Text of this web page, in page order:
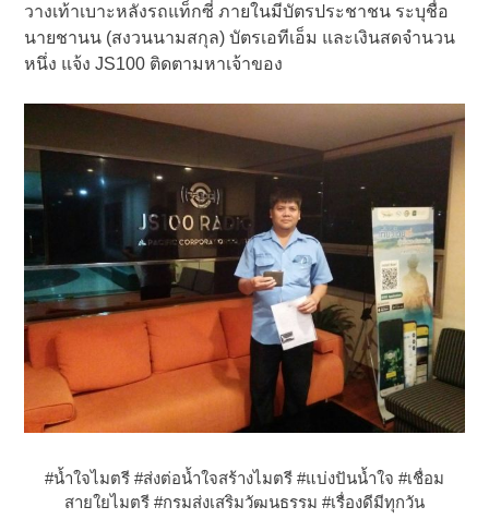
วางเท้าเบาะหลังรถแท็กซี่ ภายในมีบัตรประชาชน ระบุชื่อ
นายชานน (สงวนนามสกุล) บัตรเอทีเอ็ม และเงินสดจำนวน
หนึ่ง แจ้ง JS100 ติดตามหาเจ้าของ
#น้ำใจไมตรี #ส่งต่อน้ำใจสร้างไมตรี #แบ่งปันน้ำใจ #เชื่อม
สายใยไมตรี #กรมส่งเสริมวัฒนธรรม #เรื่องดีมีทุกวัน